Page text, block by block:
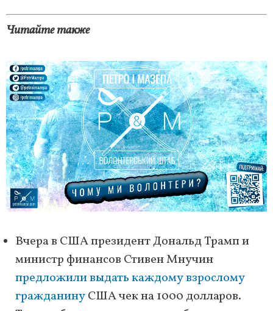
Читайте также
Вчера в США президент Дональд Трамп и
министр финансов Стивен Мнучин
предложили выдать каждому взрослому
гражданинуСША чек на 1000 долларов.